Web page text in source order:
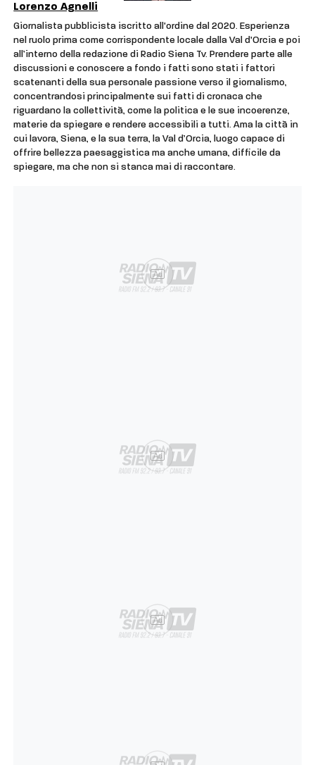
Lorenzo Agnelli
Giornalista pubblicista iscritto all'ordine dal 2020. Esperienza
nel ruolo prima come corrispondente locale dalla Val d'Orcia e poi
all’interno della redazione di Radio Siena Tv. Prendere parte alle
discussioni e conoscere a fondo i fatti sono stati i fattori
scatenanti della sua personale passione verso il giornalismo,
concentrandosi principalmente sui fatti di cronaca che
riguardano la collettività, come la politica e le sue incoerenze,
materie da spiegare e rendere accessibili a tutti. Ama la città in
cui lavora, Siena, e la sua terra, la Val d’Orcia, luogo capace di
offrire bellezza paesaggistica ma anche umana, difficile da
spiegare, ma che non si stanca mai di raccontare.
Ad
Ad
Ad